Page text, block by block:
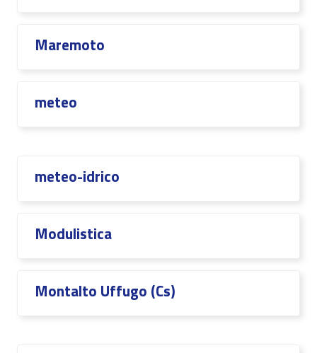
Maremoto
meteo
meteo-idrico
Modulistica
Montalto Uffugo (Cs)